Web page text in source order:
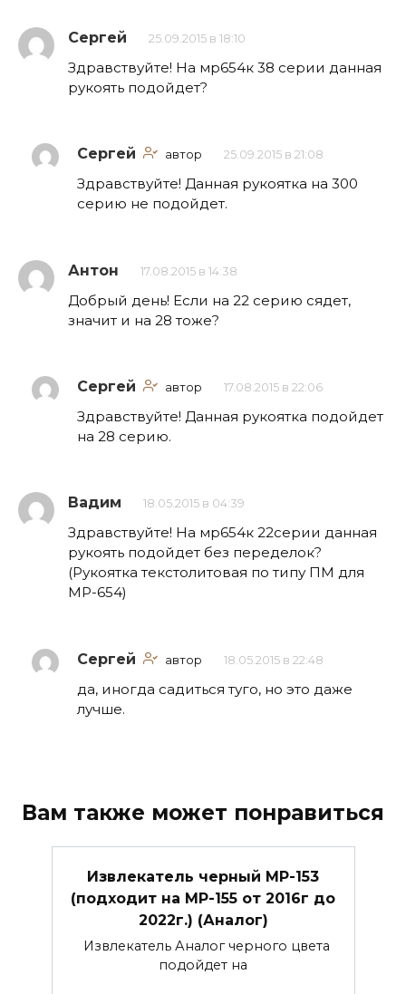
Сергей 25.09.2015 в 18:10
Здравствуйте! На мр654к 38 серии данная
рукоять подойдет?
Сергей автор 25.09.2015 в 21:08
Здравствуйте! Данная рукоятка на 300
серию не подойдет.
Антон 17.08.2015 в 14:38
Добрый день! Если на 22 серию сядет,
значит и на 28 тоже?
Сергей автор 17.08.2015 в 22:06
Здравствуйте! Данная рукоятка подойдет
на 28 серию.
Вадим 18.05.2015 в 04:39
Здравствуйте! На мр654к 22серии данная
рукоять подойдет без переделок?
(Рукоятка текстолитовая по типу ПМ для
МР-654)
Сергей автор 18.05.2015 в 22:48
да, иногда садиться туго, но это даже
лучше.
Вам также может понравиться
Извлекатель черный МР-153
(подходит на МР-155 от 2016г до
2022г.) (Аналог)
Извлекатель Аналог черного цвета
подойдет на